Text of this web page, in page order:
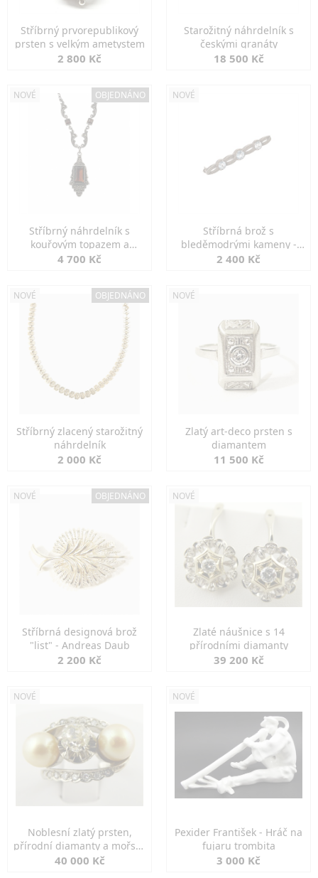
Stříbrný prvorepublikový
prsten s velkým ametystem
2 800 Kč
Starožitný náhrdelník s
českými granáty
18 500 Kč
NOVÉ OBJEDNÁNO
Stříbrný náhrdelník s
kouřovým topazem a
markazity
4 700 Kč
NOVÉ
Stříbrná brož s
bleděmodrými kameny -
jemná elegance
2 400 Kč
NOVÉ OBJEDNÁNO
Stříbrný zlacený starožitný
náhrdelník
2 000 Kč
NOVÉ
Zlatý art-deco prsten s
diamantem
11 500 Kč
NOVÉ OBJEDNÁNO
Stříbrná designová brož
"list" - Andreas Daub
2 200 Kč
NOVÉ
Zlaté náušnice s 14
přírodními diamanty
39 200 Kč
NOVÉ
Noblesní zlatý prsten,
přírodní diamanty a mořské
perly
40 000 Kč
NOVÉ
Pexider František - Hráč na
fujaru trombita
3 000 Kč